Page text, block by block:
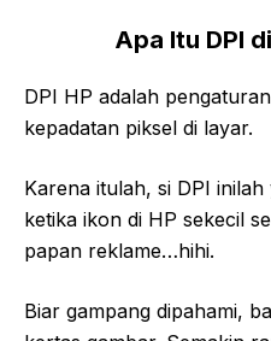
Apa Itu DPI
DPI HP adalah
kepadatan piksel di layar.
Karena itulah, si DPI
ketika ikon di HP sekecil
papan reklame…hihi.
Biar gampang dipahami,